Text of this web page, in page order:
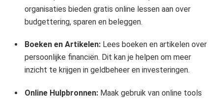
organisaties bieden gratis online lessen aan over
budgettering, sparen en beleggen.
Boeken en Artikelen: Lees boeken en artikelen over
persoonlijke financiën. Dit kan je helpen om meer
inzicht te krijgen in geldbeheer en investeringen.
Online Hulpbronnen: Maak gebruik van online tools